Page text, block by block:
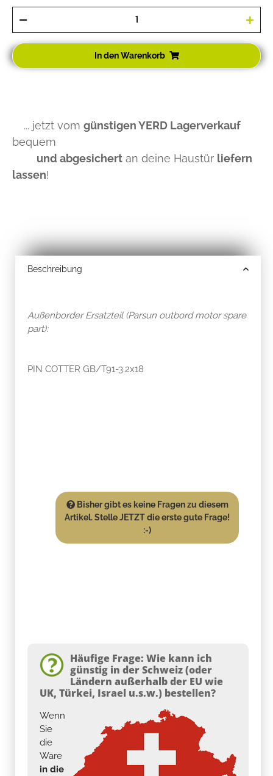
In den Warenkorb
... jetzt vom günstigen YERD Lagerverkauf
bequem
und abgesichert an deine Haustür liefern
lassen!
Beschreibung
Außenborder Ersatzteil (Parsun outbord motor spare
part):
PIN COTTER GB/T91-3.2x18
Bisher gibt es keine Fragen zu diesem
Artikel. Stelle JETZT die erste gute Frage!
:-)
Häufige Frage: Wie kann ich
günstig in der Schweiz (oder
Ländern außerhalb der EU wie
UK, Türkei, Israel u.s.w.) bestellen?
Wenn
Sie
die
Ware
in die